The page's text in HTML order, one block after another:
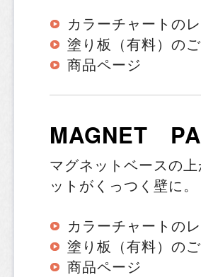
カラーチャートの
塗り板（有料）の
商品ページ
MAGNET
マグネットベースの
ットがくっつく壁に。
カラーチャートの
塗り板（有料）の
商品ページ